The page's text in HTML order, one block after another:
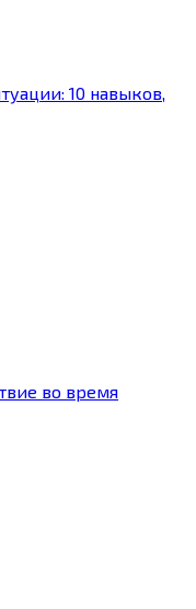
10 навыков,
во время